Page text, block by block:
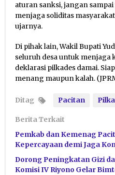
aturan sanksi, jangan
menjaga soliditas masyarakat
ujarnya.
Di pihak lain, Wakil Bupati
seluruh desa untuk menjaga
deklarasi pilkades damai.
menang maupun kalah.
Ditag Pacitan
Berita Terkait
Pemkab dan Kemenag
Kepercayaan demi Jaga
Dorong Peningkatan Gizi
Komisi IV Riyono Gelar